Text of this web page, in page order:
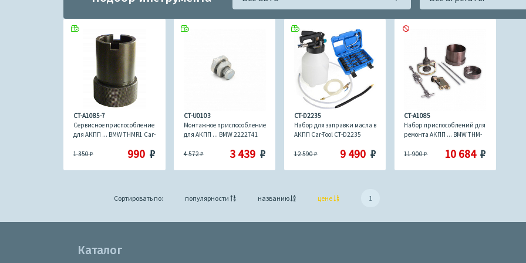
CT-A1085-7
Сервисное приспособление
для АКПП ... BMW THMR1 Car-
1 350₽ 990 ₽
CT-U0103
Монтажное приспособление
для АКПП ... BMW 2222741
4 572₽ 3 439 ₽
CT-D2235
Набор для заправки масла в
АКПП Car-Tool CT-D2235
12 590₽ 9 490 ₽
CT-A1085
Набор приспособлений для
ремонта АКПП ... BMW THM-
11 900₽ 10 684 ₽
Сортировать по: популярности названию цене 1
Каталог